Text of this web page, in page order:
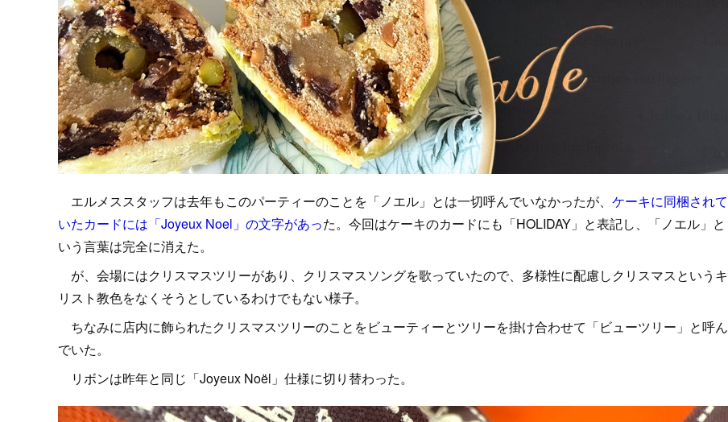
エルメススタッフは去年もこのパーティーのことを「ノエル」とは一切呼んでいなかったが、 ケーキに同梱されて
いたカードには「Joyeux Noel」の文字があった。今回はケーキのカードにも「HOLIDAY」と表記し、「ノエル」と
いう言葉は完全に消えた。
が、会場にはクリスマスツリーがあり、クリスマスソングを歌っていたので、多様性に配慮しクリスマスというキ
リスト教色をなくそうとしているわけでもない様子。
ちなみに店内に飾られたクリスマスツリーのことをビューティーとツリーを掛け合わせて「ビューツリー」と呼ん
でいた。
リボンは昨年と同じ「Joyeux Noël」仕様に切り替わった。